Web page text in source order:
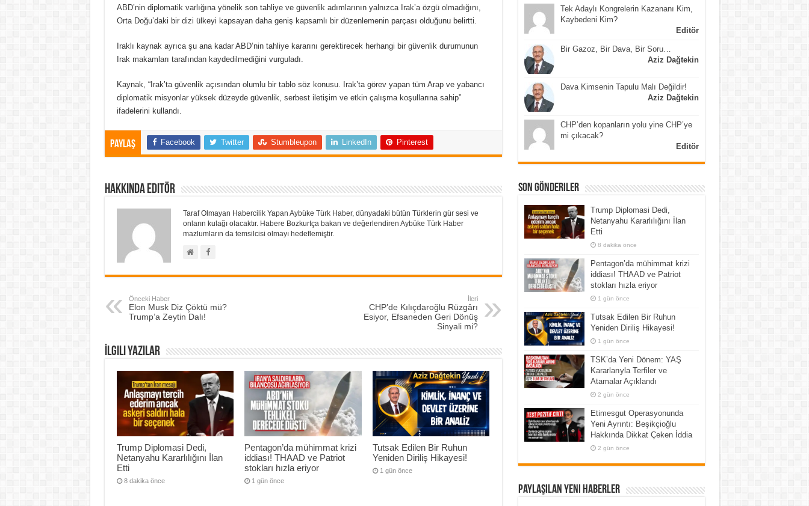
ABD’nin diplomatik varlığına yönelik son tahliye ve güvenlik adımlarının yalnızca Irak’a özgü olmadığını,
Orta Doğu’daki bir dizi ülkeyi kapsayan daha geniş kapsamlı bir düzenlemenin parçası olduğunu belirtti.
Iraklı kaynak ayrıca şu ana kadar ABD’nin tahliye kararını gerektirecek herhangi bir güvenlik durumunun
Irak makamları tarafından kaydedilmediğini vurguladı.
Kaynak, “Irak’ta güvenlik açısından olumlu bir tablo söz konusu. Irak’ta görev yapan tüm Arap ve yabancı
diplomatik misyonlar yüksek düzeyde güvenlik, serbest iletişim ve etkin çalışma koşullarına sahip”
ifadelerini kullandı.
Paylaş Facebook Twitter Stumbleupon LinkedIn Pinterest
Hakkında Editör
Taraf Olmayan Habercilik Yapan Aybüke Türk Haber, dünyadaki bütün Türklerin gür sesi ve
onların kulağı olacaktır. Habere Bozkurtça bakan ve değerlendiren Aybüke Türk Haber
mazlumların da temsilcisi olmayı hedeflemiştir.
Önceki Haber
Elon Musk Diz Çöktü mü?
Trump’a Zeytin Dalı!
İleri
CHP’de Kılıçdaroğlu Rüzgârı
Esiyor, Efsaneden Geri Dönüş
Sinyali mi?
İlgili Yazılar
Trump Diplomasi Dedi,
Netanyahu Kararlılığını İlan
Etti
8 dakika önce
Pentagon’da mühimmat krizi
iddiası! THAAD ve Patriot
stokları hızla eriyor
1 gün önce
Tutsak Edilen Bir Ruhun
Yeniden Diriliş Hikayesi!
1 gün önce
Tek Adaylı Kongrelerin Kazananı Kim,
Kaybedeni Kim?
Editör
Bir Gazoz, Bir Dava, Bir Soru…
Aziz Dağtekin
Dava Kimsenin Tapulu Malı Değildir!
Aziz Dağtekin
CHP’den kopanların yolu yine CHP’ye
mi çıkacak?
Editör
Son Gönderiler
Trump Diplomasi Dedi,
Netanyahu Kararlılığını İlan
Etti
8 dakika önce
Pentagon’da mühimmat krizi
iddiası! THAAD ve Patriot
stokları hızla eriyor
1 gün önce
Tutsak Edilen Bir Ruhun
Yeniden Diriliş Hikayesi!
1 gün önce
TSK’da Yeni Dönem: YAŞ
Kararlarıyla Terfiler ve
Atamalar Açıklandı
2 gün önce
Etimesgut Operasyonunda
Yeni Ayrıntı: Beşikçioğlu
Hakkında Dikkat Çeken İddia
2 gün önce
Paylaşılan Yeni Haberler